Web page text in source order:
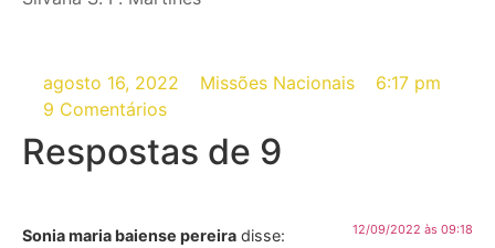
agosto 16, 2022 Missões Nacionais
6:17 pm
9 Comentários
Respostas de 9
Sonia maria baiense pereira disse: 12/09/2022 às 09:18